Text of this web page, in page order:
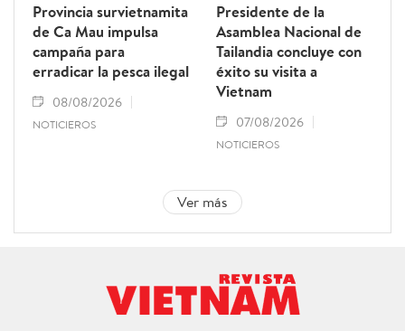
Provincia survietnamita
de Ca Mau impulsa
campaña para
erradicar la pesca ilegal
08/08/2026
NOTICIEROS
Presidente de la
Asamblea Nacional de
Tailandia concluye con
éxito su visita a
Vietnam
07/08/2026
NOTICIEROS
Ver más